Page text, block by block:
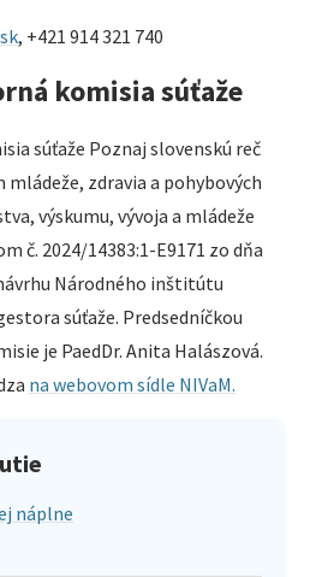
, +421 914 321 740
komisia súťaže
súťaže Poznaj slovenskú reč
zdravia a pohybových
výskumu, vývoja a mládeže
č. 2024/14383:1-E9171 zo dňa
Národného inštitútu
súťaže. Predsedníčkou
je PaedDr. Anita Halászová.
na webovom sídle NIVaM.
náplne